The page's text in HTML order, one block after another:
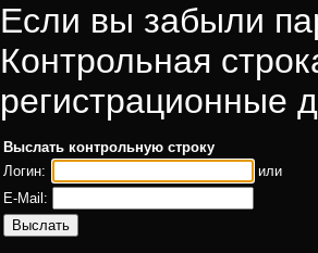
Если вы забыли
Контрольная
регистрационные
Выслать контрольную строку
Логин:
или
E-Mail: